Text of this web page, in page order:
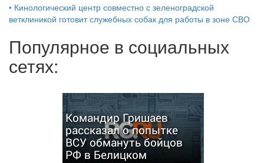
• Кинологический центр совместно с зеленоградской
ветклиникой готовит служебных собак для работы в зоне СВО
Популярное в социальных
сетях:
Командир Гришаев
рассказал о попытке
ВСУ обмануть бойцов
РФ в Белицком